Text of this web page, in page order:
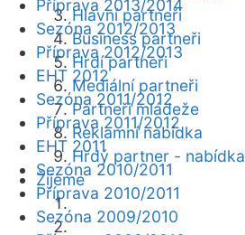
Hlavní partneři
Business partneři
Hrdí partneři
Mediální partneři
Partneři mládeže
Reklamní nabídka
Hrdý partner - nabídka
Žijeme
Příprava 2013/2014
Sezóna 2012/2013
Příprava 2012/2013
EHT 2012
Sezóna 2011/2012
Příprava 2011/2012
EHT 2011
Sezóna 2010/2011
Příprava 2010/2011
Sezóna 2009/2010